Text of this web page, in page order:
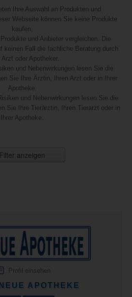
Ihre Auswahl an Produkten und
Webseite können Sie keine Produkte
kaufen,
und Anbieter vergleichen. Die
keinen Fall die fachliche Beratung durch
Arzt oder Apotheker.
und Nebenwirkungen lesen Sie die
Sie Ihre Ärztin, Ihren Arzt oder in Ihrer
Apotheke.
und Nebenwirkungen lesen Sie die
Sie Ihre Tierärztin, Ihren Tierarzt oder in
Ihrer Apotheke.
Filter anzeigen
Profil einsehen
APOTHEKE